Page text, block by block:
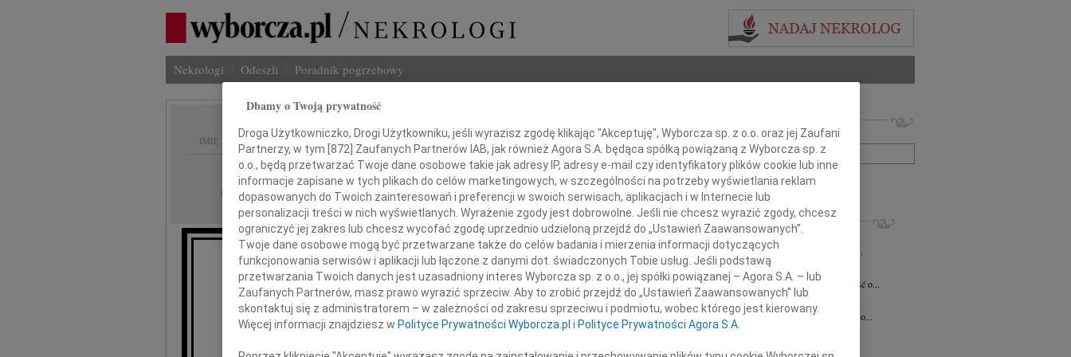
Nekrologi Odeszli Poradnik pogrzebowy
IMIĘ I NAZWISKO:
REGION: Katowice
DATA EMISJI: 09.07.2010
Wyrazy głębokiego żalu i szczerego współczucia
z powodu śmierci
Męża
Imię i nazwisko lub numer ogłoszenia:
+ szukanie zaawansowane
INNE NEKROLOGI
06.08.2026Katowice
Drogiej Koleżance Sabinie Kacan składamy...
Marcin Kurek 24.07.2026
Z głębokim smutkiem przyjęliśmy wiadomość o...
Tadeusz Zając
15.07.2026
Z głębokim smutkiem przyjąłem wiadomość o...
02.07.2026
Drogi Krystianie z ogromnym smutkiem...
Dbamy o Twoją prywatność
Droga Użytkowniczko, Drogi Użytkowniku, jeśli wyrazisz zgodę klikając "Akceptuję", Wyborcza sp. z o.o. oraz jej Zaufani
Partnerzy, w tym [872] Zaufanych Partnerów IAB, jak również Agora S.A. będąca spółką powiązaną z Wyborcza sp. z
o.o., będą przetwarzać Twoje dane osobowe takie jak adresy IP, adresy e-mail czy identyfikatory plików cookie lub inne
informacje zapisane w tych plikach do celów marketingowych, w szczególności na potrzeby wyświetlania reklam
dopasowanych do Twoich zainteresowań i preferencji w swoich serwisach, aplikacjach i w Internecie lub
personalizacji treści w nich wyświetlanych. Wyrażenie zgody jest dobrowolne. Jeśli nie chcesz wyrazić zgody, chcesz
ograniczyć jej zakres lub chcesz wycofać zgodę uprzednio udzieloną przejdź do „Ustawień Zaawansowanych”.
Twoje dane osobowe mogą być przetwarzane także do celów badania i mierzenia informacji dotyczących
funkcjonowania serwisów i aplikacji lub łączone z danymi dot. świadczonych Tobie usług. Jeśli podstawą
przetwarzania Twoich danych jest uzasadniony interes Wyborcza sp. z o.o., jej spółki powiązanej – Agora S.A. – lub
Zaufanych Partnerów, masz prawo wyrazić sprzeciw. Aby to zrobić przejdź do „Ustawień Zaawansowanych” lub
skontaktuj się z administratorem – w zależności od zakresu sprzeciwu i podmiotu, wobec którego jest kierowany.
Więcej informacji znajdziesz w Polityce Prywatności Wyborcza.pl i Polityce Prywatności Agora S.A.